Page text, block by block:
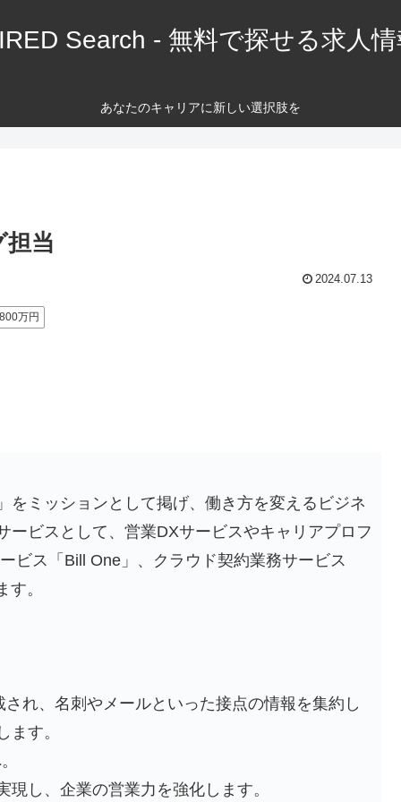
Search - 無料で探せる求人
あなたのキャリアに新しい選択肢を
当
2024.07.13
万円
をミッションとして掲げ、働き方を変えるビジネ
ービスとして、営業DXサービスやキャリアプロフ
ビス「Bill One」、クラウド契約業務サービス
。
れ、名刺やメールといった接点の情報を集約し
ます。
し、企業の営業力を強化します。